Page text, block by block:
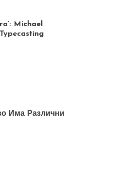
Michael
Има Различни